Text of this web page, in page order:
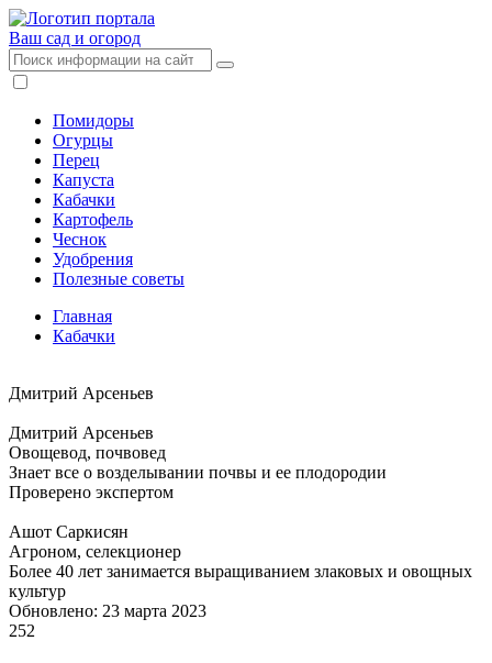
Ваш сад и огород
Помидоры
Огурцы
Перец
Капуста
Кабачки
Картофель
Чеснок
Удобрения
Полезные советы
Главная
Кабачки
Дмитрий Арсеньев
Дмитрий Арсеньев
Овощевод, почвовед
Знает все о возделывании почвы и ее плодородии
Проверено экспертом
Ашот Саркисян
Агроном, селекционер
Более 40 лет занимается выращиванием злаковых и овощных
культур
Обновлено: 23 марта 2023
252